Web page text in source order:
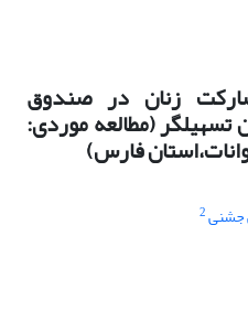
زنان در صندوق
تسهیلگر (مطالعه موردی:
فارس)
جشنی2